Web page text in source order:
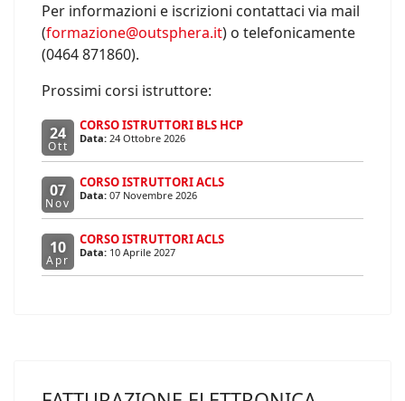
Per informazioni e iscrizioni contattaci via mail
(formazione@outsphera.it) o telefonicamente
(0464 871860).
Prossimi corsi istruttore:
24
Ott
CORSO ISTRUTTORI BLS HCP
Data: 24 Ottobre 2026
07
Nov
CORSO ISTRUTTORI ACLS
Data: 07 Novembre 2026
10
Apr
CORSO ISTRUTTORI ACLS
Data: 10 Aprile 2027